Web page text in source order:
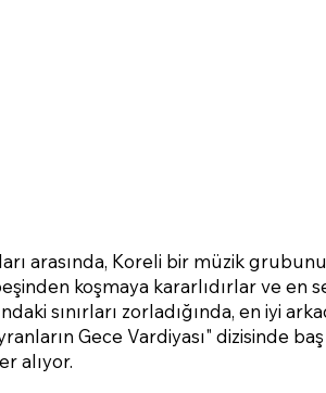
arasında, Koreli bir müzik
koşmaya kararlıdırlar ve en
sınırları zorladığında, en iyi
Gece Vardiyası" dizisinde
alıyor.